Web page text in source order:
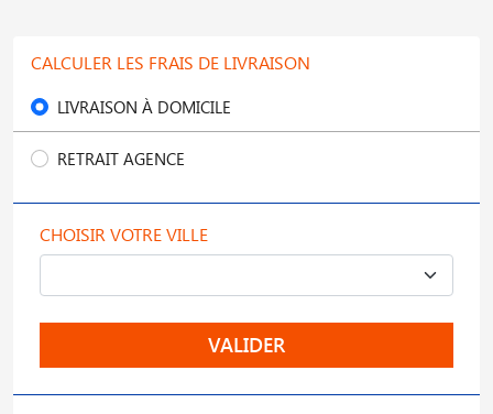
CALCULER LES FRAIS DE LIVRAISON
LIVRAISON À DOMICILE
RETRAIT AGENCE
CHOISIR VOTRE VILLE
VALIDER